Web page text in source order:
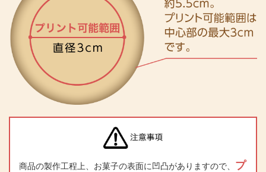
商品の製作工程上、お菓子の表面に凹凸がありますので、 プ